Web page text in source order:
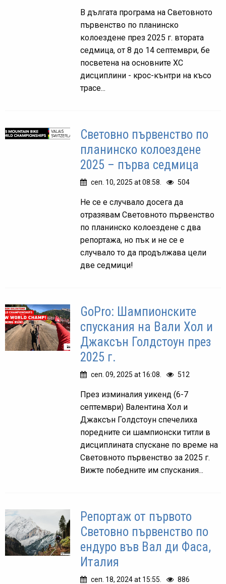
В дългата програма на Световното
първенство по планинско
колоездене през 2025 г. втората
седмица, от 8 до 14 септември, бе
посветена на основните ХС
дисциплини - крос-кънтри на късо
трасе...
Световно първенство по
планинско колоездене
2025 – първа седмица
сеп. 10, 2025 at 08:58. 504
Не се е случвало досега да
отразявам Световното първенство
по планинско колоездене с два
репортажа, но пък и не се е
случвало то да продължава цели
две седмици!
GoPro: Шампионските
спускания на Вали Хол и
Джаксън Голдстоун през
2025 г.
сеп. 09, 2025 at 16:08. 512
През изминалия уикенд (6-7
септември) Валентина Хол и
Джаксън Голдстоун спечелиха
поредните си шампионски титли в
дисциплината спускане по време на
Световното първенство за 2025 г.
Вижте победните им спускания...
Репортаж от първото
Световно първенство по
ендуро във Вал ди Фаса,
Италия
сеп. 18, 2024 at 15:55. 886